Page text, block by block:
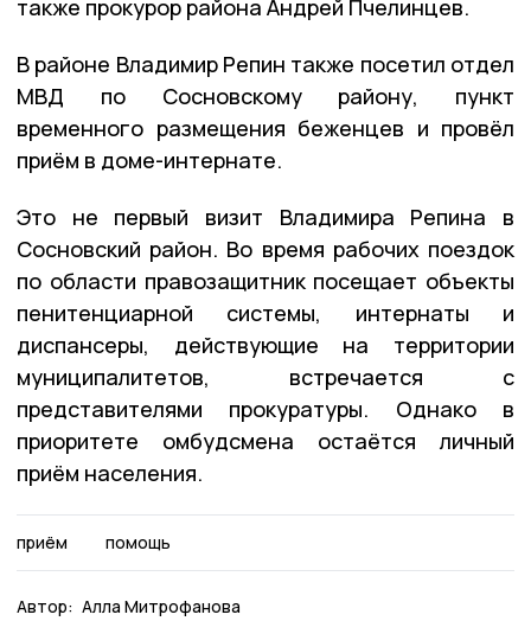
также прокурор района Андрей Пчелинцев.
В районе Владимир Репин также посетил отдел
МВД по Сосновскому району, пункт
временного размещения беженцев и провёл
приём в доме-интернате.
Это не первый визит Владимира Репина в
Сосновский район. Во время рабочих поездок
по области правозащитник посещает объекты
пенитенциарной системы, интернаты и
диспансеры, действующие на территории
муниципалитетов, встречается с
представителями прокуратуры. Однако в
приоритете омбудсмена остаётся личный
приём населения.
приём помощь
Автор: Алла Митрофанова